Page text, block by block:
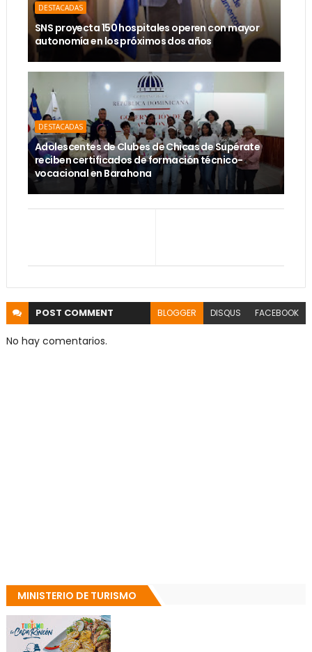
DESTACADAS
SNS proyecta 150 hospitales operen con mayor
autonomía en los próximos dos años
DESTACADAS
Adolescentes de Clubes de Chicas de Supérate
reciben certificados de formación técnico-
vocacional en Barahona
POST COMMENT BLOGGER DISQUS FACEBOOK
No hay comentarios.
MINISTERIO DE TURISMO